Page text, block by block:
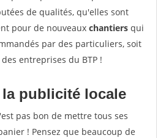
de qualités, qu'elles sont
pour de nouveaux chantiers qui
par des particuliers, soit
entreprises du BTP !
publicité locale
pas bon de mettre tous ses
! Pensez que beaucoup de